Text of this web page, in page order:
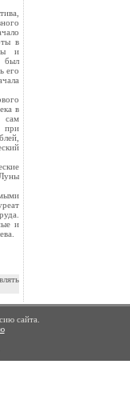
в
и
был
его
в
сам
при
и
сайта.